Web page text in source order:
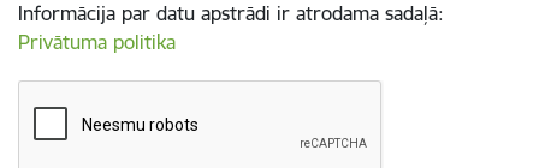
Informācija par datu apstrādi ir atrodama sadaļā:
Privātuma politika